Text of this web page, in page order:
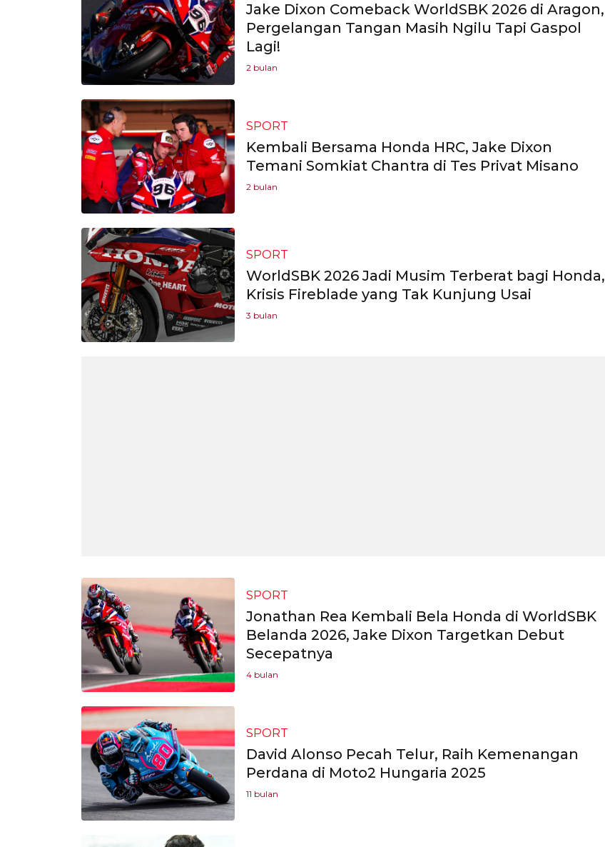
Jake Dixon Comeback WorldSBK 2026 di Aragon,
Pergelangan Tangan Masih Ngilu Tapi Gaspol
Lagi!
2 bulan
SPORT
Kembali Bersama Honda HRC, Jake Dixon
Temani Somkiat Chantra di Tes Privat Misano
2 bulan
SPORT
WorldSBK 2026 Jadi Musim Terberat bagi Honda,
Krisis Fireblade yang Tak Kunjung Usai
3 bulan
SPORT
Jonathan Rea Kembali Bela Honda di WorldSBK
Belanda 2026, Jake Dixon Targetkan Debut
Secepatnya
4 bulan
SPORT
David Alonso Pecah Telur, Raih Kemenangan
Perdana di Moto2 Hungaria 2025
11 bulan